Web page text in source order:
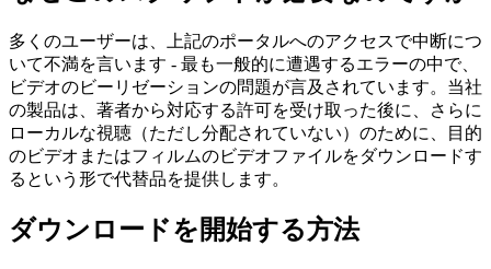
多くのユーザーは、上記のポータルへのアクセスで中断につ
いて不満を言います - 最も一般的に遭遇するエラーの中で、
ビデオのビーリゼーションの問題が言及されています。当社
の製品は、著者から対応する許可を受け取った後に、さらに
ローカルな視聴（ただし分配されていない）のために、目的
のビデオまたはフィルムのビデオファイルをダウンロードす
るという形で代替品を提供します。
ダウンロードを開始する方法